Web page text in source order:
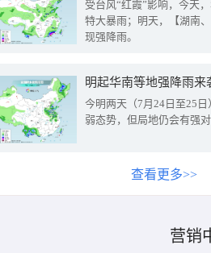
受台风“红霞”影响，今天
特大暴雨；明天，【湖南
现强降雨。
明起华南等地强降雨
今明两天（7月24日至25
弱态势，但局地仍会有强
查看更多>>
营销